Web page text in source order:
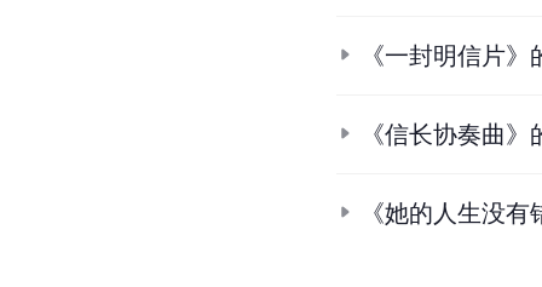
《一封明信片
《信长协奏曲
《她的人生没